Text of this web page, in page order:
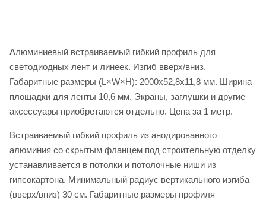
Алюминиевый встраиваемый гибкий профиль для
светодиодных лент и линеек. Изгиб вверх/вниз.
Габаритные размеры (L×W×H): 2000х52,8х11,8 мм. Ширина
площадки для ленты 10,6 мм. Экраны, заглушки и другие
аксессуары приобретаются отдельно. Цена за 1 метр.
Встраиваемый гибкий профиль из анодированного
алюминия со скрытым фланцем под строительную отделку
устанавливается в потолки и потолочные ниши из
гипсокартона. Минимальный радиус вертикального изгиба
(вверх/вниз) 30 см. Габаритные размеры профиля